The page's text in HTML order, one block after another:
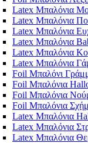
Latex Μπαλόνια
Latex Μπαλόνια
Latex Μπαλόνια
Latex Μπαλόνια
Latex Μπαλόνια
Latex Μπαλόνια
Foil Μπαλόνι
Foil Μπαλόνια
Foil Μπαλόνια
Foil Μπαλόνια
Latex Μπαλόνια
Latex Μπαλόνια
Latex Μπαλόνια